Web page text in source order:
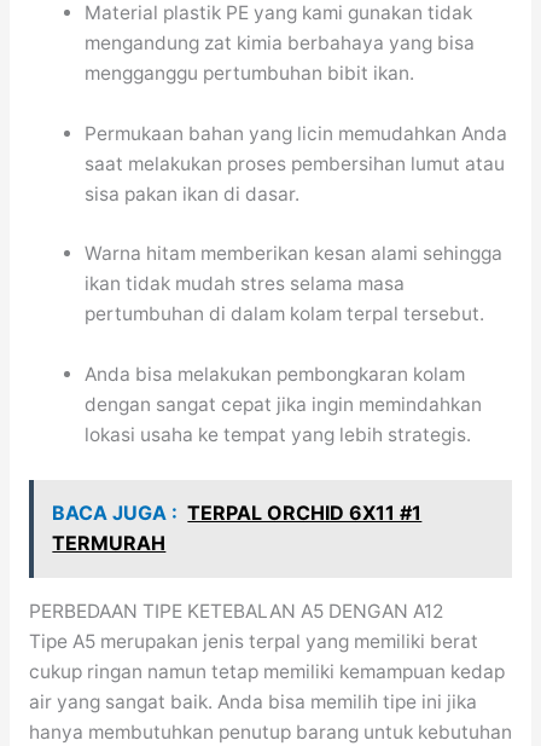
Material plastik PE yang kami gunakan tidak
mengandung zat kimia berbahaya yang bisa
mengganggu pertumbuhan bibit ikan.
Permukaan bahan yang licin memudahkan Anda
saat melakukan proses pembersihan lumut atau
sisa pakan ikan di dasar.
Warna hitam memberikan kesan alami sehingga
ikan tidak mudah stres selama masa
pertumbuhan di dalam kolam terpal tersebut.
Anda bisa melakukan pembongkaran kolam
dengan sangat cepat jika ingin memindahkan
lokasi usaha ke tempat yang lebih strategis.
BACA JUGA : TERPAL ORCHID 6X11 #1
TERMURAH
PERBEDAAN TIPE KETEBALAN A5 DENGAN A12
Tipe A5 merupakan jenis terpal yang memiliki berat
cukup ringan namun tetap memiliki kemampuan kedap
air yang sangat baik. Anda bisa memilih tipe ini jika
hanya membutuhkan penutup barang untuk kebutuhan